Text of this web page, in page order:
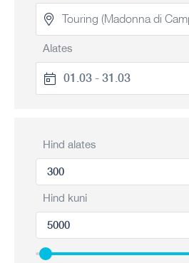
Alates
Hind alates
Hind kuni